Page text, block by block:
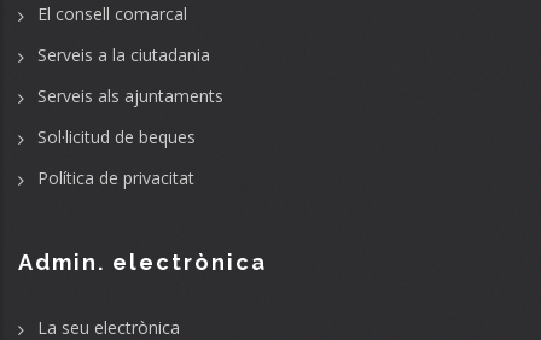
El consell comarcal
Serveis a la ciutadania
Serveis als ajuntaments
Sol·licitud de beques
Política de privacitat
Admin. electrònica
La seu electrònica